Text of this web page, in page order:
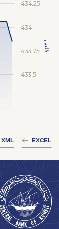
فلس
433.5
433.75
434
434.25
EXCEL
XML